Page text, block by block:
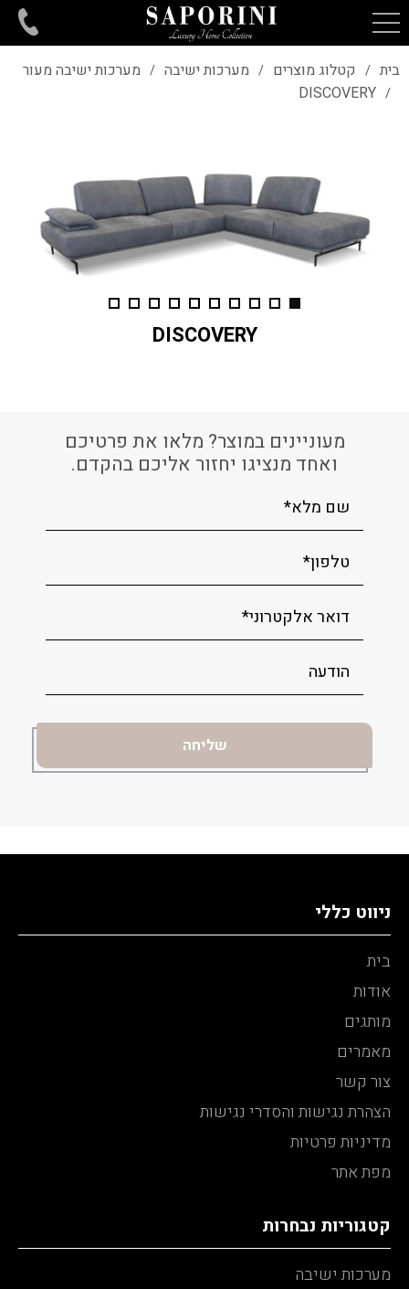
בית / קטלוג מוצרים / מערכות ישיבה / מערכות ישיבה מעור
/
DISCOVERY
DISCOVERY
מעוניינים במוצר? מלאו את פרטיכם
ואחד מנציגו יחזור אליכם בהקדם.
ניווט כללי
בית
אודות
מותגים
מאמרים
צור קשר
הצהרת נגישות והסדרי נגישות
מדיניות פרטיות
מפת אתר
קטגוריות נבחרות
מערכות ישיבה